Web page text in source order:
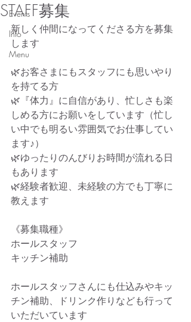
Events
Info
Menu
STAFF募集
新しく仲間になってくださる方を募集
します
🌿お客さまにもスタッフにも思いやり
を持てる方
🌿『体力』に自信があり、忙しさも楽
しめる方にお願いをしています（忙し
い中でも明るい雰囲気でお仕事してい
ます♪）
🌿ゆったりのんびりお時間が流れる日
もあります
🌿経験者歓迎、未経験の方でも丁寧に
教えます
《募集職種》
ホールスタッフ
キッチン補助
ホールスタッフさんにも仕込みやキッ
チン補助、ドリンク作りなども行って
いただいています